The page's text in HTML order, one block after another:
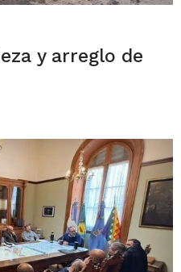
y arreglo de